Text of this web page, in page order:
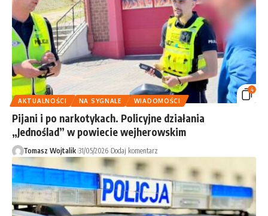
4
AKTUALNOŚCI
NA SYGNALE WIADOMOŚCI
Pijani i po narkotykach. Policyjne działania
„Jednoślad” w powiecie wejherowskim
Tomasz Wojtalik 31/05/2026 Dodaj komentarz